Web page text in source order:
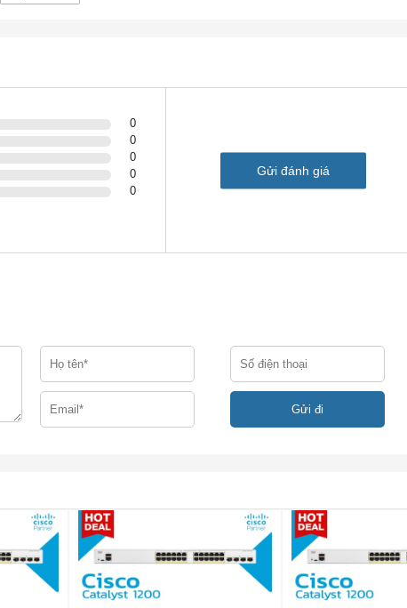
62.5 160 (FDDI-grade) 220 (722 ft)
200 (OM1)
400 (400/400)
500 (1,640 ft)
500 (OM2)
550 (1,804 ft)
50
500
550 (1,804 ft)
–
10,000 (32,821 ft)
– 40,000 (131,234 ft)
–
Approximately 70 km
–** –
40,000 (131,234 ft)
–
40,000 (131,234 ft)
–** –
40,000 (131,234 ft)
–
80,000 (262,467 ft)
0
0
0
0
0
Gửi đánh giá